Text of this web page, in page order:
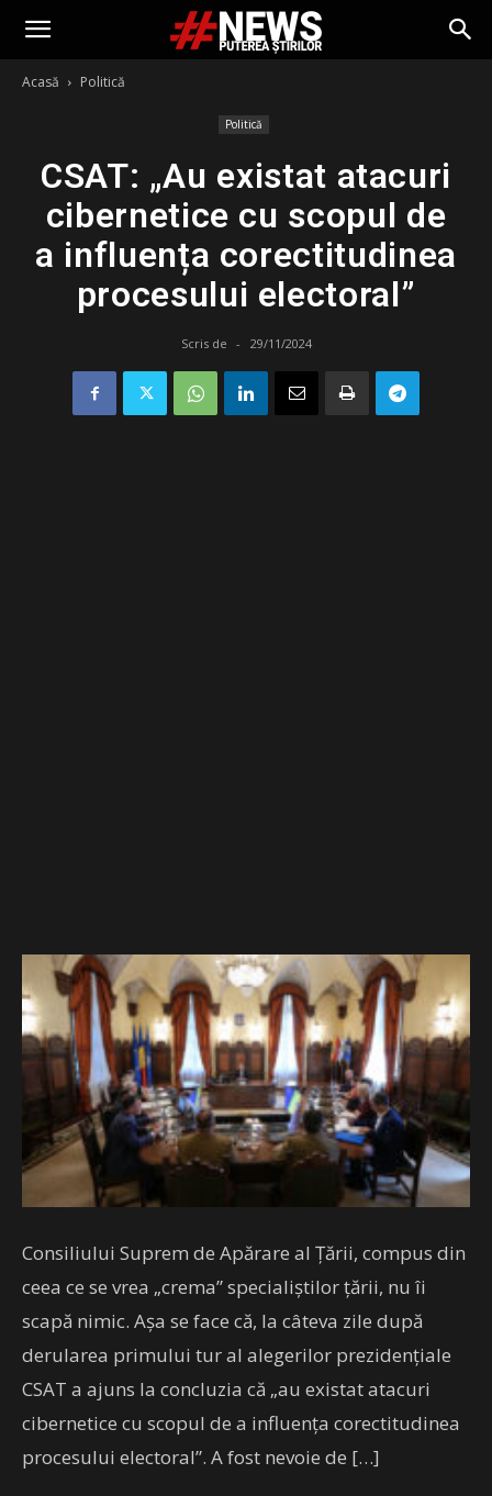
Acasă Politică
Politică
CSAT: „Au existat atacuri
cibernetice cu scopul de
a influența corectitudinea
procesului electoral”
Scris de - 29/11/2024
Consiliului Suprem de Apărare al Țării, compus din
ceea ce se vrea „crema” specialiștilor țării, nu îi
scapă nimic. Așa se face că, la câteva zile după
derularea primului tur al alegerilor prezidențiale
CSAT a ajuns la concluzia că „au existat atacuri
cibernetice cu scopul de a influența corectitudinea
procesului electoral”. A fost nevoie de […]